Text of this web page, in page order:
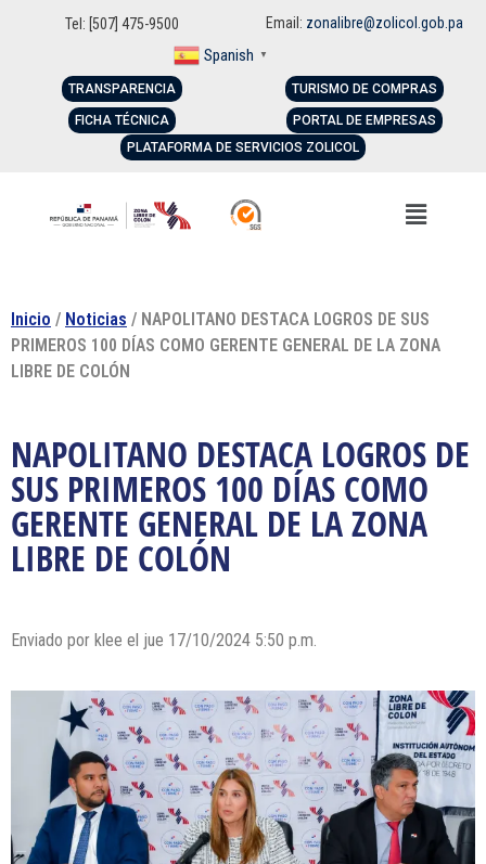
Tel: [507] 475-9500 Email: zonalibre@zolicol.gob.pa
Spanish ▼
TRANSPARENCIA
FICHA TÉCNICA
TURISMO DE COMPRAS
PORTAL DE EMPRESAS
PLATAFORMA DE SERVICIOS ZOLICOL
Inicio / Noticias / NAPOLITANO DESTACA LOGROS DE SUS
PRIMEROS 100 DÍAS COMO GERENTE GENERAL DE LA ZONA
LIBRE DE COLÓN
NAPOLITANO DESTACA LOGROS DE
SUS PRIMEROS 100 DÍAS COMO
GERENTE GENERAL DE LA ZONA
LIBRE DE COLÓN
Enviado por klee el jue 17/10/2024 5:50 p.m.